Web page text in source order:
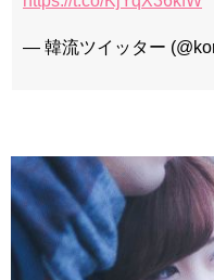
— 韓流ツイッター